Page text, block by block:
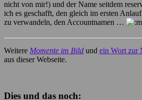
nicht von mir!) und der Name seitdem
ich es geschafft, den gleich im ersten
zu verwandeln, den Accountnamen …
Weitere Momente im Bild und ein Wort zur
aus dieser Webseite.
Dies und das noch: